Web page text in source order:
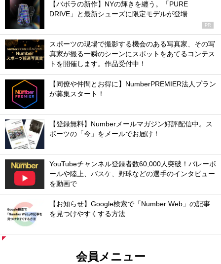
【バボラの新作】NYの輝きを纏う。「PURE
DRIVE」と最新シューズに限定モデルが登場
PR
スポーツの現場で撮影する機会のある写真家、その写
真家が撮る一瞬のシーンにスポットをあてるコンテス
トを開催します。作品受付中！
【同僚や仲間とお得に】NumberPREMIER法人プラン
が募集スタート！
【登録無料】Numberメールマガジン好評配信中。ス
ポーツの「今」をメールでお届け！
YouTubeチャンネル登録者数60,000人突破！バレーボ
ールや陸上、バスケ、野球などの選手のインタビュー
を動画で
【お知らせ】Google検索で「Number Web」の記事
を見つけやすくする方法
会員メニュー